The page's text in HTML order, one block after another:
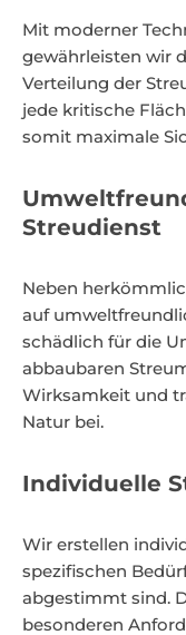
Mit moderner
gewährleisten wir
Verteilung der
jede kritische
somit maximale
Streudienst
Neben
auf
schädlich für die
abbaubaren
Wirksamkeit und
Natur bei.
Individuelle
Wir erstellen
spezifischen
abgestimmt sind.
besonderen